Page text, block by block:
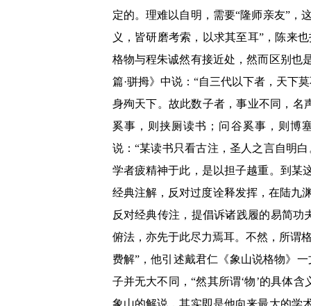
定的。理难以自明，需要“隆师亲友”，
义，皆研磨考索，以求其至耳”，陈来
格物与程朱诚然有接近处，然而区别也
篇·骈拇》中说：“自三代以下者，天下
身殉天下。故此数子者，事业不同，名
奚事，则挟厕读书；问谷奚事，则博
说：“某读书只看古注，圣人之言自明
学者疲精神于此，是以担子越重。到某
经典注解，反对过度诠释发挥，在陆九
反对经典传注，提倡诉诸践履的易简
俯法，亦先于此尽力焉耳。不然，所谓
费解”，他引述戴君仁《象山说格物》
子并无大不同，“然其所谓‘物’的具体
象山的解说，其实即是他向来最大的学